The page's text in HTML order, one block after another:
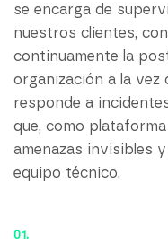
se encarga de
nuestros clientes,
continuamente la
organización a la vez
responde a
que, como
amenazas invisibles
equipo técnico.
01.